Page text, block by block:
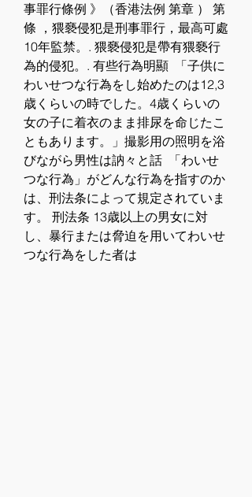
事罪行條例 》（香港法例 第章 ） 第
條 ，猥褻侵犯是刑事罪行，最高可處
10年監禁。. 猥褻侵犯是帶有猥褻行
為的侵犯。. 有些行為明顯  「子供に
わいせつな行為をし始めたのは12,3
歳くらいの時でした。4歳くらいの
女の子に着衣のまま排尿を命じたこ
ともあります。」撮影用の照明を浴
びながら男性は訥々と話  「わいせ
つな行為」がどんな行為を指すのか
は、刑法条によって規定されていま
す。 刑法条 13歳以上の男女に対
し、暴行または脅迫を用いてわいせ
つな行為をした者は